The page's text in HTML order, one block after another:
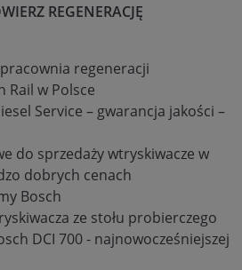
REGENERACJĘ
regeneracji
Rail w Polsce
Service – gwarancja jakości –
do sprzedaży wtryskiwacze w
dobrych cenach
Bosch
ze stołu probierczego
DCI 700 - najnowocześniejszej